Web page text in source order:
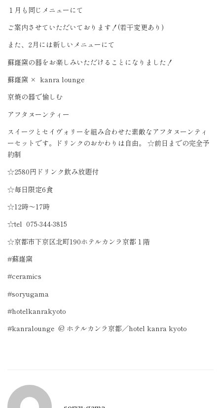
１月も同じメニューにて
ご案内させていただいております！(若干変更あり)
また、2月には新しいメニューにて
蘇嶐窯の器をお楽しみいただけることになりました！
蘇嶐窯 × kanra lounge
京焼の器で愉しむ
アフタヌーンティー
スイーツとセイヴォリーを組み合わせた素敵なアフタヌーンティ
ーセットです。ドリンクのおかわりは自由。 ☆前日までの完全予
約制
☆2580円ドリンク飲み放題付
☆毎日限定6食
☆12時〜17時
☆tel 075-344-3815
☆京都市下京区北町190ホテルカンラ京都１階
#蘇嶐窯
#ceramics
#soryugama
#hotelkanrakyoto
#kanralounge @ ホテルカンラ京都／hotel kanra kyoto